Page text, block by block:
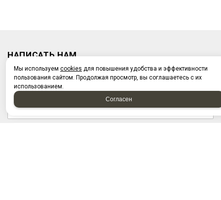
НАПИСАТЬ НАМ
Мы используем cookies для повышения удобства и эффективности
пользования сайтом. Продолжая просмотр, вы соглашаетесь с их
использованием.
Согласен